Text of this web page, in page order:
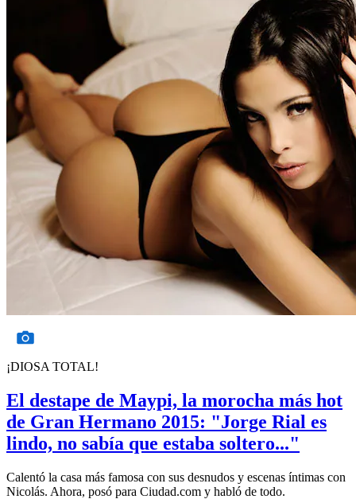
¡DIOSA TOTAL!
El destape de Maypi, la morocha más hot
de Gran Hermano 2015: "Jorge Rial es
lindo, no sabía que estaba soltero..."
Calentó la casa más famosa con sus desnudos y escenas íntimas con
Nicolás. Ahora, posó para Ciudad.com y habló de todo.